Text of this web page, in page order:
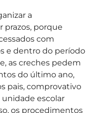
a
porque
com
e dentro do período
as creches pedem
do último ano,
pais, comprovativo
unidade escolar
os procedimentos